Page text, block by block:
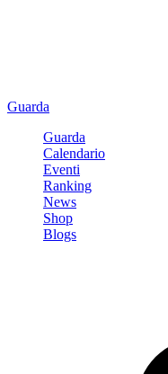
Guarda
Guarda
Calendario
Eventi
Ranking
News
Shop
Blogs